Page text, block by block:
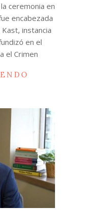
ceremonia en
encabezada
instancia
en el
el Crimen